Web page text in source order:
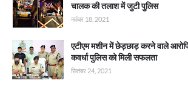
चालक की तलाश में जुटी पुलिस
नवंबर 18, 2021
एटीएम मशीन में छेड़छाड़ करने वाले
कवर्धा पुलिस को मिली सफलता
सितंबर 24, 2021